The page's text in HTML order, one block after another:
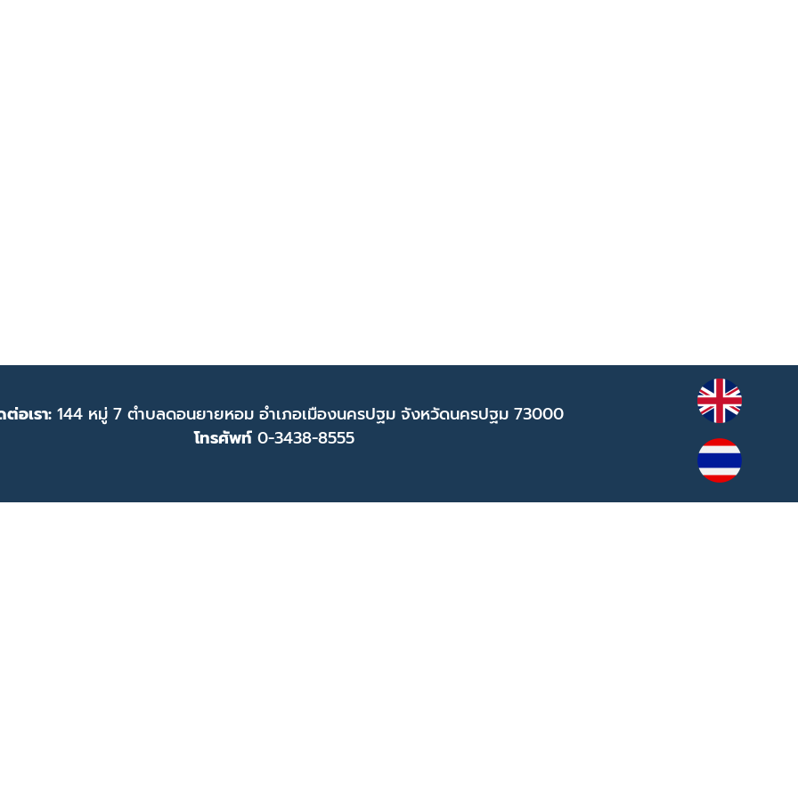
อเรา:144 หมู่ 7 ตำบลดอนยายหอม อำเภอเมืองนครปฐม จังหวัดนครปฐม 73000
โทรศัพท์0-3438-8555